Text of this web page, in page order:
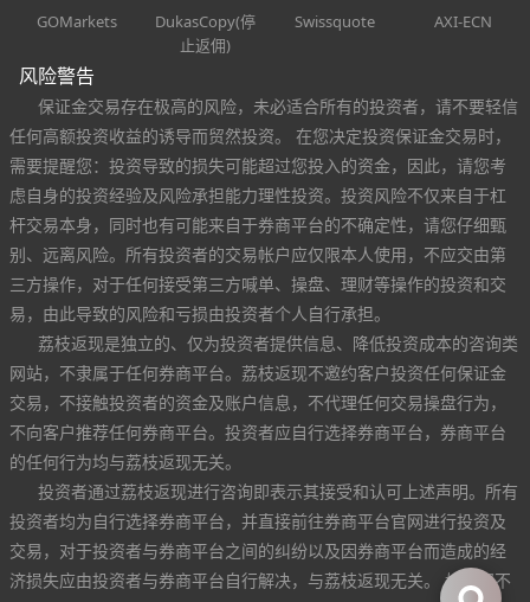
GOMarkets
DukasCopy(停
止返佣)
Swissquote AXI-ECN
风险警告
保证金交易存在极高的风险，未必适合所有的投资者，请不要轻信
任何高额投资收益的诱导而贸然投资。 在您决定投资保证金交易时，
需要提醒您：投资导致的损失可能超过您投入的资金，因此，请您考
虑自身的投资经验及风险承担能力理性投资。投资风险不仅来自于杠
杆交易本身，同时也有可能来自于券商平台的不确定性，请您仔细甄
别、远离风险。所有投资者的交易帐户应仅限本人使用，不应交由第
三方操作，对于任何接受第三方喊单、操盘、理财等操作的投资和交
易，由此导致的风险和亏损由投资者个人自行承担。
荔枝返现是独立的、仅为投资者提供信息、降低投资成本的咨询类
网站，不隶属于任何券商平台。荔枝返现不邀约客户投资任何保证金
交易，不接触投资者的资金及账户信息，不代理任何交易操盘行为，
不向客户推荐任何券商平台。投资者应自行选择券商平台，券商平台
的任何行为均与荔枝返现无关。
投资者通过荔枝返现进行咨询即表示其接受和认可上述声明。所有
投资者均为自行选择券商平台，并直接前往券商平台官网进行投资及
交易，对于投资者与券商平台之间的纠纷以及因券商平台而造成的经
济损失应由投资者与券商平台自行解决，与荔枝返现无关。 如果您不